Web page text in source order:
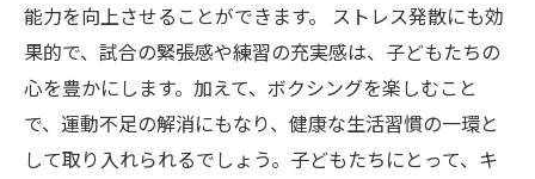
能力を向上させることができます。 ストレス発散にも効
果的で、試合の緊張感や練習の充実感は、子どもたちの
心を豊かにします。加えて、ボクシングを楽しむこと
で、運動不足の解消にもなり、健康な生活習慣の一環と
して取り入れられるでしょう。子どもたちにとって、キ